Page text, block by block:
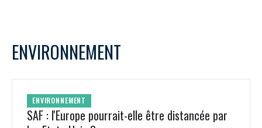
ENVIRONNEMENT
ENVIRONNEMENT
SAF : l'Europe pourrait-elle être distancée par